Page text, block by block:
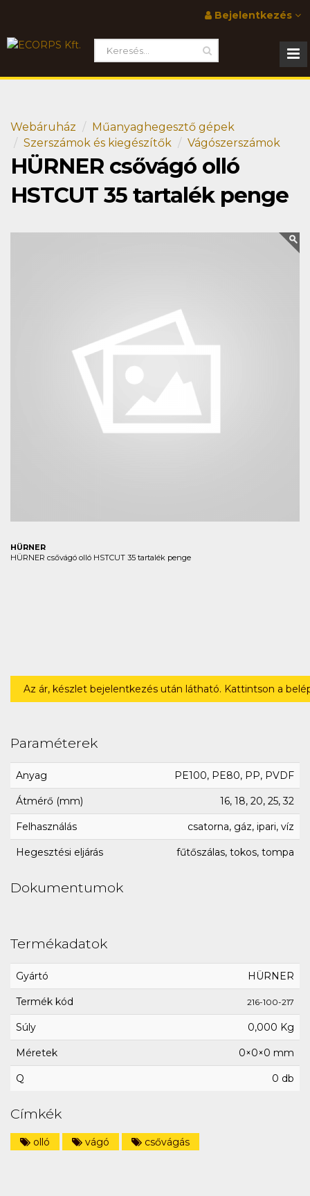
Bejelentkezés
Webáruház
Műanyaghegesztő gépek
Szerszámok és kiegészítők
Vágószerszámok
HÜRNER csővágó olló
HSTCUT 35 tartalék penge
HÜRNER
HÜRNER csővágó olló HSTCUT 35 tartalék penge
Az ár, készlet bejelentkezés után látható. Kattintson a
Paraméterek
Anyag PE100, PE80, PP, PVDF
Átmérő (mm) 16, 18, 20, 25, 32
Felhasználás csatorna, gáz, ipari, víz
Hegesztési eljárás fűtőszálas, tokos, tompa
Dokumentumok
Termékadatok
Gyártó HÜRNER
Termék kód 216-100-217
Súly 0,000 Kg
Méretek 0×0×0 mm
Q 0 db
Címkék
olló vágó csővágás